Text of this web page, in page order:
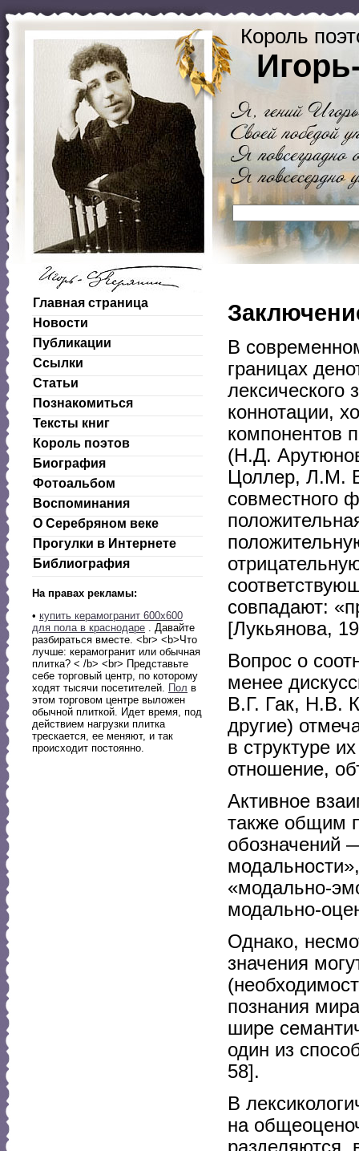
Король
Главная страница
Новости
Публикации
Ссылки
Статьи
Познакомиться
Тексты книг
Король поэтов
Биография
Фотоальбом
Воспоминания
О Серебряном веке
Прогулки в Интернете
Библиография
На правах рекламы:
• купить керамогранит 600х600
для пола в краснодаре . Давайте
разбираться вместе. <br> <b>Что
лучше: керамогранит или обычная
плитка? < /b> <br> Представьте
себе торговый центр, по которому
ходят тысячи посетителей. Пол в
этом торговом центре выложен
обычной плиткой. Идет время, под
действием нагрузки плитка
трескается, ее меняют, и так
происходит постоянно.
В
границах
лексического
коннотации,
компонентов
(Н.Д.
Цоллер, Л.М.
совместного
совпадают:
[Лукьянова,
Вопрос о
менее
В.Г. Гак, Н.В.
другие)
в структуре
отношение,
Активное
также общим
обозначений
«модально-
модально-
Однако,
значения
познания
шире
один из
58].
В
на
разделяются,